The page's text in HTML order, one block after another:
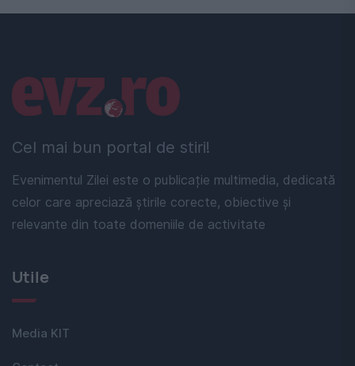
Cel mai bun portal de stiri!
Evenimentul Zilei este o publicație multimedia, dedicată
celor care apreciază știrile corecte, obiective și
relevante din toate domeniile de activitate
Linkuri utile
Utile
Media KIT